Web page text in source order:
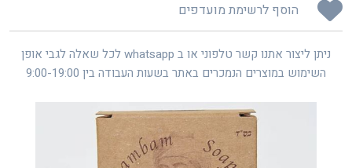
הוסף לרשימת מועדפים
ניתן ליצור אתנו קשר טלפוני או ב whatsapp לכל שאלה לגבי אופן
השימוש במוצרים הנמכרים באתר בשעות העבודה בין 9:00-19:00